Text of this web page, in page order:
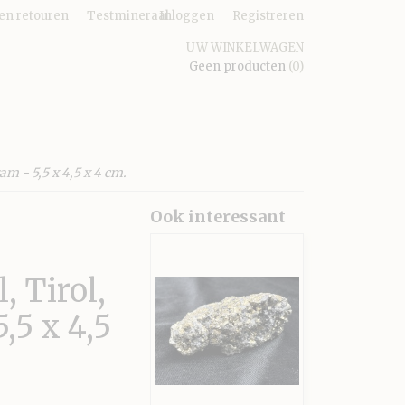
retouren TestmineraalInloggen Registreren
UW WINKELWAGEN
Geen producten (0)
- 5,5 x 4,5 x 4 cm.
Tirol,
x 4,5
Ook interessant